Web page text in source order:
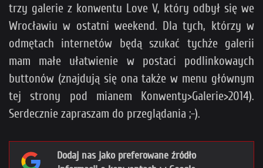
trzy galerie z konwentu Love V, który odbył się we
Wrocławiu w ostatni weekend. Dla tych, którzy w
odmętach internetów będą szukać tychże galerii
mam małe ułatwienie w postaci podlinkowaych
buttonów (znajdują się ona także w menu głównym
tej strony pod mianem Konwenty>Galerie>2014).
Serdecznie zapraszam do przeglądania ;-).
Dodaj nas jako preferowane źródło